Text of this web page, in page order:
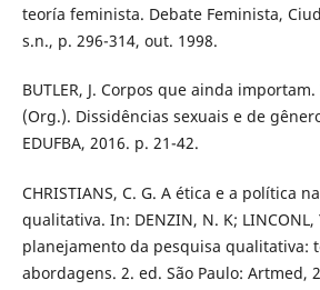
teoría feminista. Debate Feminista,
s.n., p. 296-314, out. 1998.
BUTLER, J. Corpos que ainda importam.
(Org.). Dissidências sexuais e de
EDUFBA, 2016. p. 21-42.
CHRISTIANS, C. G. A ética e a política
qualitativa. In: DENZIN, N. K; LINCONL,
planejamento da pesquisa qualitativa:
abordagens. 2. ed. São Paulo: Artmed,